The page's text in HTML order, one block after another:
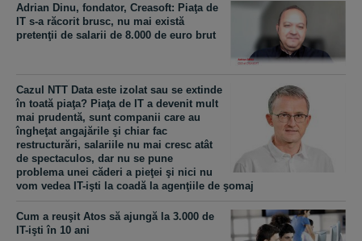
Adrian Dinu, fondator, Creasoft: Piaţa de
IT s-a răcorit brusc, nu mai există
pretenţii de salarii de 8.000 de euro brut
Cazul NTT Data este izolat sau se extinde
în toată piaţa? Piaţa de IT a devenit mult
mai prudentă, sunt companii care au
îngheţat angajările şi chiar fac
restructurări, salariile nu mai cresc atât
de spectaculos, dar nu se pune
problema unei căderi a pieţei şi nici nu
vom vedea IT-işti la coadă la agenţiile de şomaj
Cum a reuşit Atos să ajungă la 3.000 de
IT-işti în 10 ani